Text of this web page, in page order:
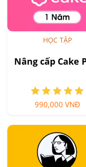
HỌC TẬP
Nâng cấp Cake
990,000 VNĐ